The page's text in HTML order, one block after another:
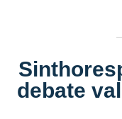
debate